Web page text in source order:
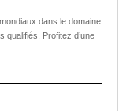
dans le domaine
qualifiés. Profitez d’une